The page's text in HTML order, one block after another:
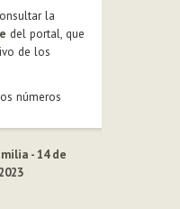
la
del portal, que
de los
números
- 14 de